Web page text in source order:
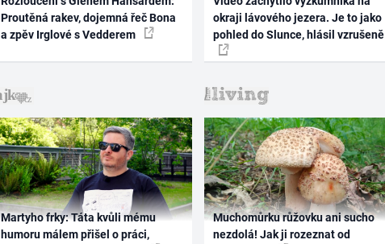
Proutěná rakev, dojemná řeč Bona
a zpěv Irglové s Vedderem
okraji lávového jezera. Je to jako
pohled do Slunce, hlásil vzrušeně
Martyho frky: Táta kvůli mému
humoru málem přišel o práci,
Muchomůrku růžovku ani sucho
nezdolá! Jak ji rozeznat od